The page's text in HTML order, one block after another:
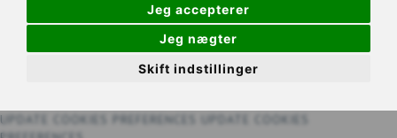
Jeg accepterer
Jeg nægter
Skift indstillinger
UPDATE COOKIES PREFERENCES
UPDATE COOKIES